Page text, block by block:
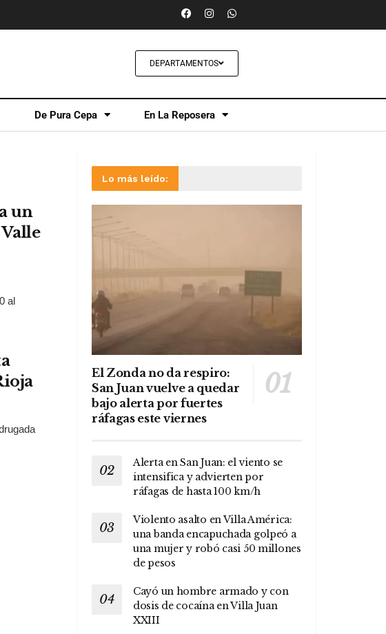
DEPARTAMENTOS
De Pura Cepa En La Reposera
un
al
Lo más leído:
El Zonda no da respiro:
San Juan vuelve a quedar
bajo alerta por fuertes
ráfagas este viernes
Alerta en San Juan: el viento se
intensifica y advierten por
ráfagas de hasta 100 km/h
Violento asalto en Villa América:
una banda encapuchada golpeó a
una mujer y robó casi 50 millones
de pesos
Cayó un hombre armado y con
dosis de cocaína en Villa Juan
XXIII